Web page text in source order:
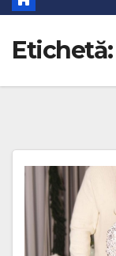
Etichetă: